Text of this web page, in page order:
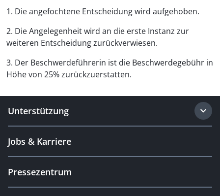
1. Die angefochtene Entscheidung wird aufgehoben.
2. Die Angelegenheit wird an die erste Instanz zur
weiteren Entscheidung zurückverwiesen.
3. Der Beschwerde­führerin ist die Beschwerdegebühr in
Höhe von 25% zurückzuerstatten.
Unterstützung
Jobs & Karriere
Pressezentrum